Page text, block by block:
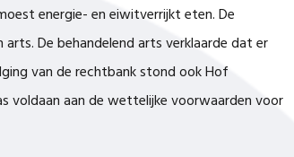
energie- en eiwitverrijkt eten. De
De behandelend arts verklaarde dat er
van de rechtbank stond ook Hof
aan de wettelijke voorwaarden voor